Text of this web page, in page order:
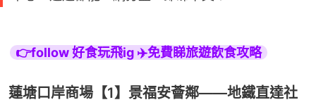
👉follow 好食玩飛ig ✈️免費睇旅遊飲食攻略
蓮塘口岸商場【1】景福安薈鄰——地鐵直達社